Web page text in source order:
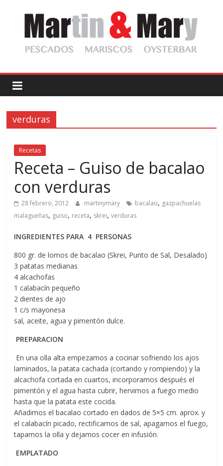
contenido
Martin
y
Mary
Pescadería
Gourmet
verduras
Recetas
Receta – Guiso de bacalao
con verduras
28 febrero, 2012 martinymary bacalao, gazpachuelas
malagueñas, guiso, receta, skrei,verduras
INGREDIENTES PARA 4 PERSONAS
800 gr. de lomos de bacalao (Skrei, Punto de Sal, Desalado)
3 patatas medianas
4 alcachofas
1 calabacín pequeño
2 dientes de ajo
1 c/s mayonesa
sal, aceite, agua y pimentón dulce.
PREPARACION
En una olla alta empezamos a cocinar sofriendo los ajos
laminados, la patata cachada (cortando y rompiendo) y la
alcachofa cortada en cuartos, incorporamos después el
pimentón y el agua hasta cubrir, hervimos a fuego medio
hasta que la patata este cocida.
Añadimos el bacalao cortado en dados de 5×5 cm. aprox. y
el calabacín picado, rectificamos de sal, apagamos el fuego,
tapamos la olla y dejamos cocer en infusión.
EMPLATADO